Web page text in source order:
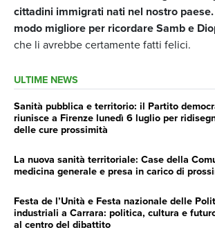
cittadini immigrati nati nel nostro paese.
modo migliore per ricordare Samb e
che li avrebbe certamente fatti felici.
ULTIME NEWS
Sanità pubblica e territorio: il Partito
riunisce a Firenze lunedì 6 luglio per
delle cure prossimità
La nuova sanità territoriale: Case della
medicina generale e presa in carico di
Festa de l’Unità e Festa nazionale delle
industriali a Carrara: politica, cultura e
al centro del dibattito